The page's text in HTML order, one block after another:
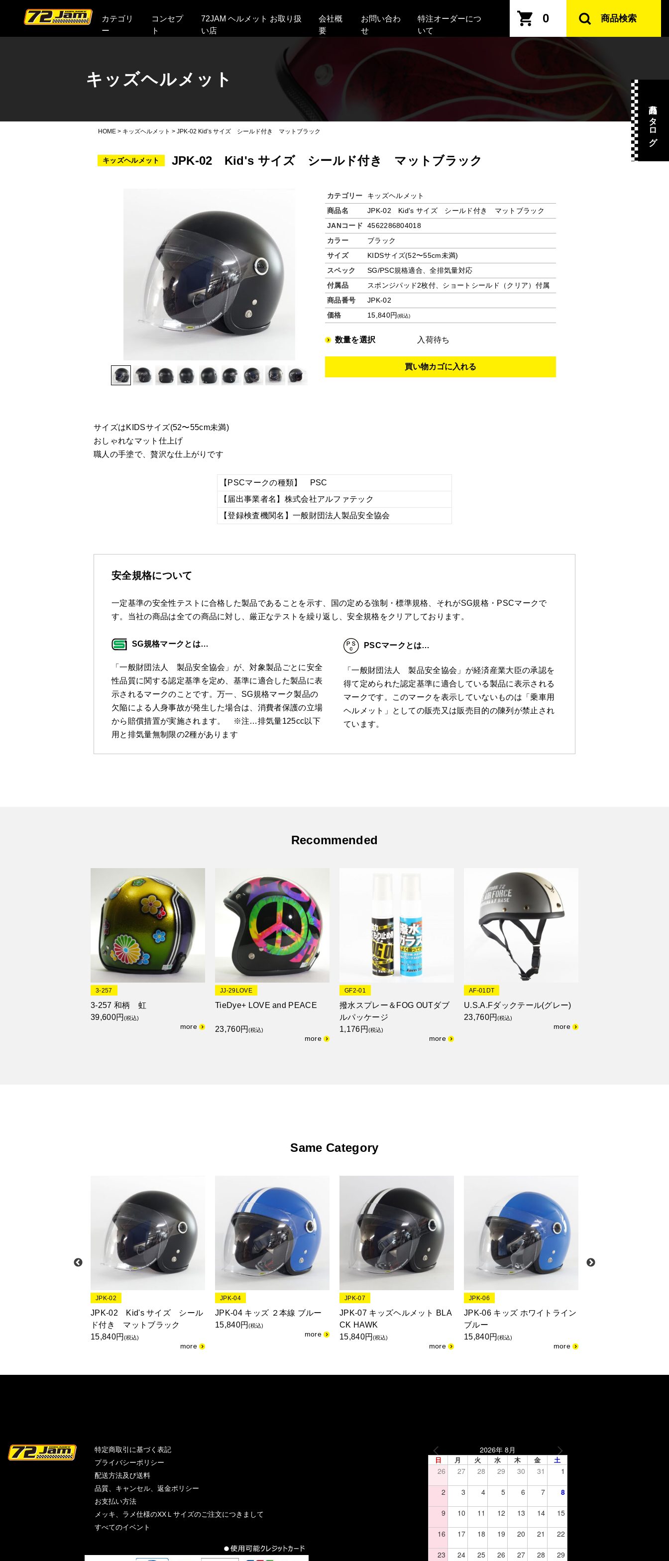
カテゴリ
ー
コンセプ
ト
72JAM ヘルメット お取り扱
い店
会社概
要
お問い合わ
せ
特注オーダーにつ
いて
0 商品検索
キッズヘルメット
HOME > キッズヘルメット > JPK-02 Kid’s サイズ シールド付き マットブラック
キッズヘルメット JPK-02 Kid's サイズ シールド付き マットブラック
カテゴリー
キッズヘルメット
商品名
JPK-02 Kid's サイズ シールド付き マットブラック
JANコード
4562286804018
カラー
ブラック
サイズ
KIDSサイズ(52〜55cm未満)
スペック
SG/PSC規格適合、全排気量対応
付属品
スポンジパッド2枚付、ショートシールド（クリア）付属
商品番号
JPK-02
価格
15,840円(税込)
数量を選択 入荷待ち
サイズはKIDSサイズ(52〜55cm未満)
おしゃれなマット仕上げ
職人の手塗で、贅沢な仕上がりです
【PSCマークの種類】 PSC
【届出事業者名】株式会社アルファテック
【登録検査機関名】一般財団法人製品安全協会
安全規格について
一定基準の安全性テストに合格した製品であることを示す、国の定める強制・標準規格、それがSG規格・PSCマークで
す。当社の商品は全ての商品に対し、厳正なテストを繰り返し、安全規格をクリアしております。
SG規格マークとは…
「一般財団法人 製品安全協会」が、対象製品ごとに安全
性品質に関する認定基準を定め、基準に適合した製品に表
示されるマークのことです。万一、SG規格マーク製品の
欠陥による人身事故が発生した場合は、消費者保護の立場
から賠償措置が実施されます。 ※注…排気量125cc以下
用と排気量無制限の2種があります
PSCマークとは…
「一般財団法人 製品安全協会」が経済産業大臣の承認を
得て定められた認定基準に適合している製品に表示される
マークです。このマークを表示していないものは「乗車用
ヘルメット」としての販売又は販売目的の陳列が禁止され
ています。
Recommended
3-257
3-257 和柄 虹
39,600円(税込)
JJ-29LOVE
TieDye+ LOVE and PEACE
23,760円(税込)
GF2-01
撥水スプレー＆FOG OUTダブ
ルパッケージ
1,176円 (税込)
AF-01DT
U.S.A.Fダックテール(グレー)
23,760円(税込)
Same Category
JPK-02
JPK-02 Kid's サイズ シール
ド付き マットブラック
15,840円(税込)
JPK-04
JPK-04 キッズ ２本線 ブルー
15,840円(税込)
JPK-07
JPK-07 キッズヘルメット BLA
CK HAWK
15,840円(税込)
JPK-06
JPK-06 キッズ ホワイトライン
ブルー
15,840円(税込)
商品カタログ
特定商取引に基づく表記
プライバシーポリシー
配送方法及び送料
品質、キャンセル、返金ポリシー
お支払い方法
メッキ、ラメ仕様のXXＬサイズのご注文につきまして
すべてのイベント
2026年 8月
日 月 火 水 木 金 土
26 27 28 29 30 31 1
2 3 4 5 6 7 8
9 10 11 12 13 14 15
16 17 18 19 20 21 22
23 24 25 26 27 28 29